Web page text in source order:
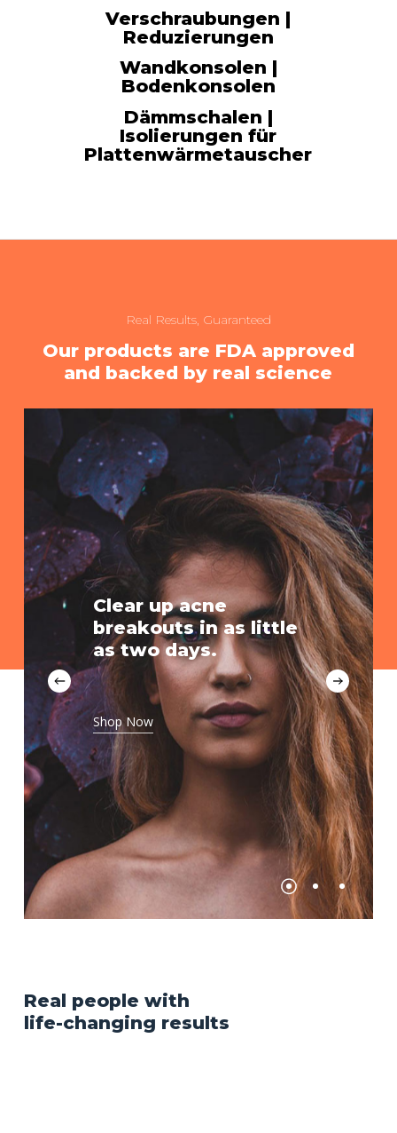
Verschraubungen |
Reduzierungen
Wandkonsolen |
Bodenkonsolen
Dämmschalen |
Isolierungen für
Plattenwärmetauscher
Real Results, Guaranteed
Our products are FDA approved
and backed by real science
Clear up acne
breakouts in as little
as two days.
Shop Now
Real people with
life-changing results